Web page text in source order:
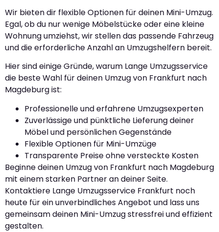
Wir bieten dir flexible Optionen für deinen Mini-Umzug.
Egal, ob du nur wenige Möbelstücke oder eine kleine
Wohnung umziehst, wir stellen das passende Fahrzeug
und die erforderliche Anzahl an Umzugshelfern bereit.
Hier sind einige Gründe, warum Lange Umzugsservice
die beste Wahl für deinen Umzug von Frankfurt nach
Magdeburg ist:
Professionelle und erfahrene Umzugsexperten
Zuverlässige und pünktliche Lieferung deiner
Möbel und persönlichen Gegenstände
Flexible Optionen für Mini-Umzüge
Transparente Preise ohne versteckte Kosten
Beginne deinen Umzug von Frankfurt nach Magdeburg
mit einem starken Partner an deiner Seite.
Kontaktiere Lange Umzugsservice Frankfurt noch
heute für ein unverbindliches Angebot und lass uns
gemeinsam deinen Mini-Umzug stressfrei und effizient
gestalten.